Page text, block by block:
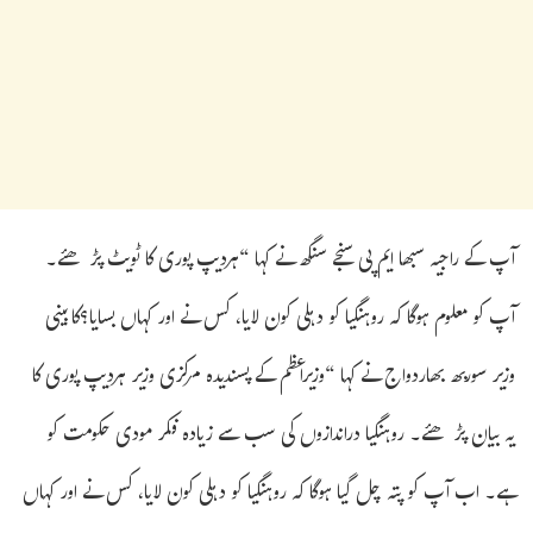
آپ کے راجیہ سبھا ایم پی سنجے سنگھ نے کہا “ہردیپ پوری کا ٹویٹ پڑھئے۔
آپ کو معلوم ہوگا کہ روہنگیا کو دہلی کون لایا، کس نے اور کہاں بسایا؟کابینی
وزیر سوربھ بھاردواج نے کہا “وزیراعظم کے پسندیدہ مرکزی وزیر ہردیپ پوری کا
یہ بیان پڑھئے۔ روہنگیا دراندازوں کی سب سے زیادہ فکر مودی حکومت کو
ہے۔ اب آپ کو پتہ چل گیا ہوگا کہ روہنگیا کو دہلی کون لایا، کس نے اور کہاں